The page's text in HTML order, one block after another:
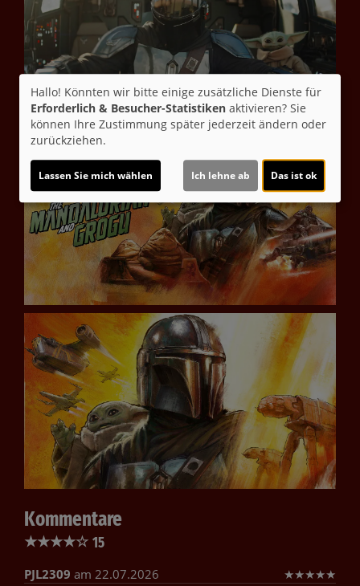
Kommentare
★★★★☆ 15
PJL2309 am 22.07.2026 ★★★★★
Hallo! Könnten wir bitte einige zusätzliche Dienste für
Erforderlich & Besucher-Statistiken aktivieren? Sie
können Ihre Zustimmung später jederzeit ändern oder
zurückziehen.
Lassen Sie mich wählen Ich lehne ab Das ist ok